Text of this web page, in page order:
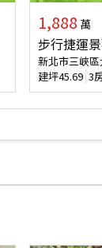
1,888 萬
步行捷運
新北市三峽
建坪45.69 3